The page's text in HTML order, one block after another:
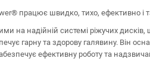
працює швидко, тихо, ефективно
надійній системі ріжучих дисків,
гарну та здорову галявину. Він
ефективну роботу та